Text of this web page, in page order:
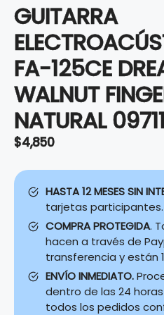
GUITARRA
FA-125CE
WALNUT
NATURAL
$4,850
HASTA 12 MESES SIN
tarjetas
COMPRA PROTEGIDA.
hacen a través de
transferencia y están
ENVÍO INMEDIATO.
dentro de las 24
todos los pedidos